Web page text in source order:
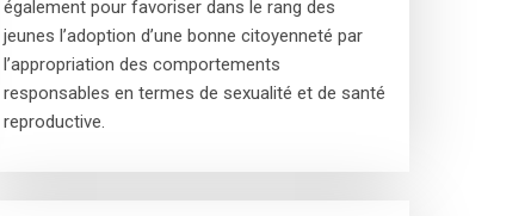
également pour favoriser dans le rang des
jeunes l’adoption d’une bonne citoyenneté par
l’appropriation des comportements
responsables en termes de sexualité et de santé
reproductive.